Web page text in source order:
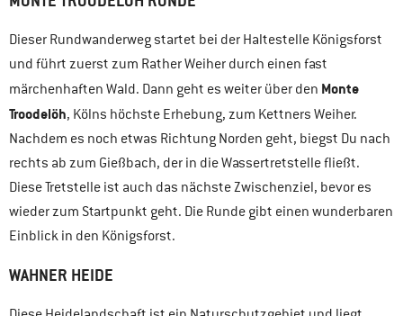
Dieser Rundwanderweg startet bei der Haltestelle Königsforst
und führt zuerst zum Rather Weiher durch einen fast
märchenhaften Wald. Dann geht es weiter über den Monte
Troodelöh, Kölns höchste Erhebung, zum Kettners Weiher.
Nachdem es noch etwas Richtung Norden geht, biegst Du nach
rechts ab zum Gießbach, der in die Wassertretstelle fließt.
Diese Tretstelle ist auch das nächste Zwischenziel, bevor es
wieder zum Startpunkt geht. Die Runde gibt einen wunderbaren
Einblick in den Königsforst.
WAHNER HEIDE